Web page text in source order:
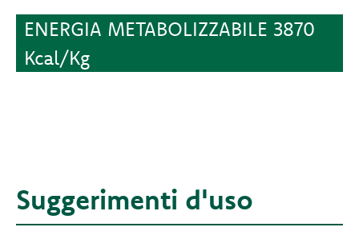
ENERGIA METABOLIZZABILE 3870
Kcal/Kg
Suggerimenti d'uso